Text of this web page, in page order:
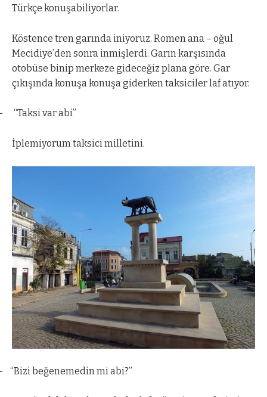
Türkçe konuşabiliyorlar.
Köstence tren garında iniyoruz. Romen ana – oğul
Mecidiye’den sonra inmişlerdi. Garın karşısında
otobüse binip merkeze gideceğiz plana göre. Gar
çıkışında konuşa konuşa giderken taksiciler laf atıyor.
“Taksi var abi”
İplemiyorum taksici milletini.
“Bizi beğenemedin mi abi?”